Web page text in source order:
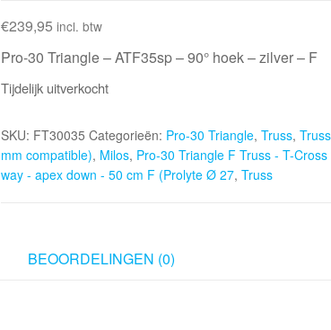
€239,95 incl. btw
Pro-30 Triangle – ATF35sp – 90° hoek – zilver – F
Tijdelijk uitverkocht
SKU: FT30035 Categorieën: Pro-30 Triangle, Truss, Truss
mm compatible), Milos, Pro-30 Triangle F Truss - T-
way - apex down - 50 cm F (Prolyte Ø 27, Truss
BEOORDELINGEN (0)